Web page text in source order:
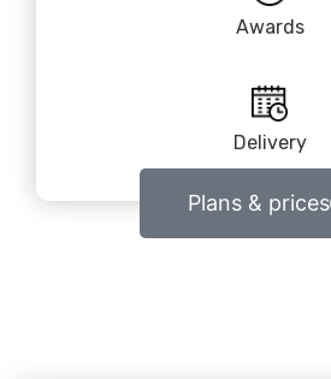
Awards
Delivery
Plans & prices